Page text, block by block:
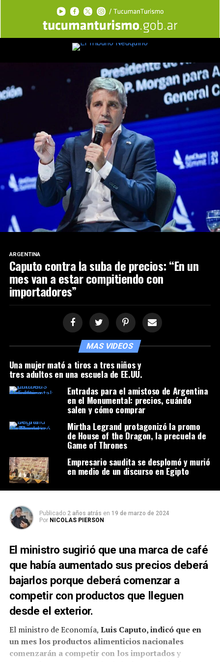
ARGENTINA
Caputo contra la suba de precios: “En un
mes van a estar compitiendo con
importadores”
MAS VIDEOS
Una mujer mató a tiros a tres niños y
tres adultos en una escuela de EE.UU.
Entradas para el amistoso de Argentina
en el Monumental: precios, cuándo
salen y cómo comprar
Mirtha Legrand protagonizó la promo
de House of the Dragon, la precuela de
Game of Thrones
Empresario saudita se desplomó y murió
en medio de un discurso en Egipto
Publicado 2 años atrás en 19 de marzo de 2024
Por NICOLAS PIERSON
El ministro sugirió que una marca de café
que había aumentado sus precios deberá
bajarlos porque deberá comenzar a
competir con productos que lleguen
desde el exterior.
El ministro de Economía, Luis Caputo, indicó que en
un mes los productos alimenticios nacionales
comenzarán a competir con los importadosy